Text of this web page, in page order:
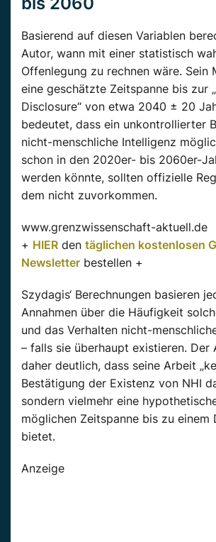
Basierend auf diesen Variablen
Autor, wann mit einer statistisch
Offenlegung zu rechnen wäre. Sein
eine geschätzte Zeitspanne bis zur
Disclosure“ von etwa 2040 ± 20
bedeutet, dass ein unkontrollierter
nicht-menschliche Intelligenz
schon in den 2020er- bis 2060er-
werden könnte, sollten offizielle
dem nicht zuvorkommen.
www.grenzwissenschaft-aktuell.de
+ HIER den täglichen kostenlosen
Newsletter bestellen +
Szydagis‘ Berechnungen basieren
Annahmen über die Häufigkeit
und das Verhalten nicht-
– falls sie überhaupt existieren. Der
daher deutlich, dass seine Arbeit
Bestätigung der Existenz von NHI
sondern vielmehr eine
möglichen Zeitspanne bis zu einem
bietet.
Anzeige